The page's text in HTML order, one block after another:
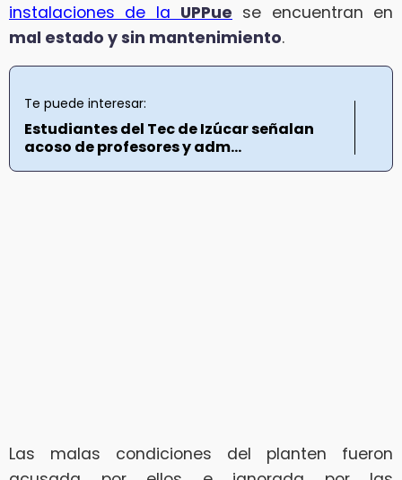
instalaciones de la UPPue se encuentran en
mal estado y sin mantenimiento.
Te puede interesar:
Estudiantes del Tec de Izúcar señalan
acoso de profesores y adm...
Las malas condiciones del planten fueron